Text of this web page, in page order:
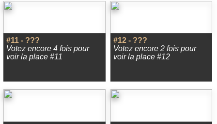
#11 - ???
Votez encore 4 fois pour
voir la place #11
#12 - ???
Votez encore 2 fois pour
voir la place #12